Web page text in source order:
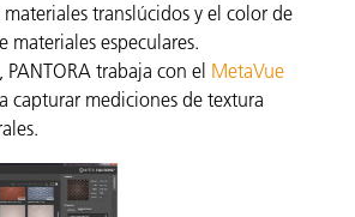
translúcidos y el color de
materiales especulares.
PANTORA trabaja con el MetaVue
capturar mediciones de textura